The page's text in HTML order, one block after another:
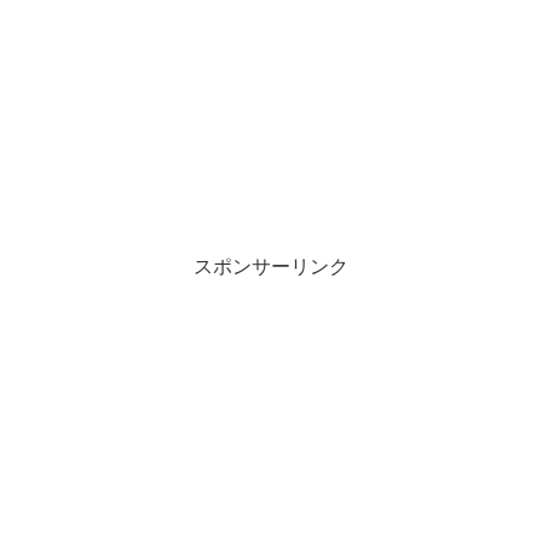
スポンサーリンク